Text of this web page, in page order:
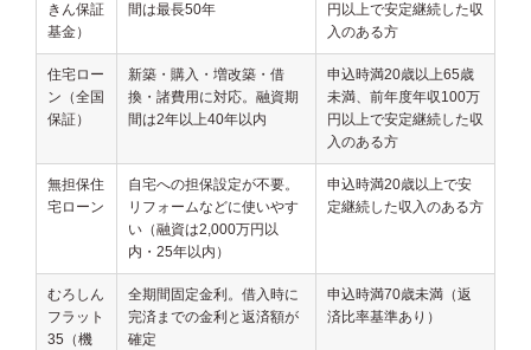
きん保証
基金）
間は最長50年
円以上で安定継続した収
入のある方
住宅ロー
ン（全国
保証）
新築・購入・増改築・借
換・諸費用に対応。融資期
間は2年以上40年以内
申込時満20歳以上65歳
未満、前年度年収100万
円以上で安定継続した収
入のある方
無担保住
宅ローン
自宅への担保設定が不要。
リフォームなどに使いやす
い（融資は2,000万円以
内・25年以内）
申込時満20歳以上で安
定継続した収入のある方
むろしん
フラット
35（機
全期間固定金利。借入時に
完済までの金利と返済額が
確定
申込時満70歳未満（返
済比率基準あり）